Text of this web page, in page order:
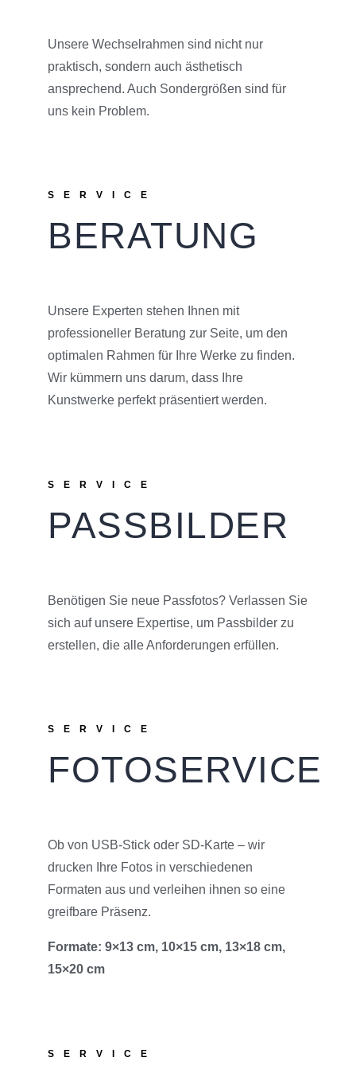
Unsere Wechselrahmen sind nicht nur
praktisch, sondern auch ästhetisch
ansprechend. Auch Sondergrößen sind für
uns kein Problem.
SERVICE
BERATUNG
Unsere Experten stehen Ihnen mit
professioneller Beratung zur Seite, um den
optimalen Rahmen für Ihre Werke zu finden.
Wir kümmern uns darum, dass Ihre
Kunstwerke perfekt präsentiert werden.
SERVICE
PASSBILDER
Benötigen Sie neue Passfotos? Verlassen Sie
sich auf unsere Expertise, um Passbilder zu
erstellen, die alle Anforderungen erfüllen.
SERVICE
FOTOSERVICE
Ob von USB-Stick oder SD-Karte – wir
drucken Ihre Fotos in verschiedenen
Formaten aus und verleihen ihnen so eine
greifbare Präsenz.
Formate: 9×13 cm, 10×15 cm, 13×18 cm,
15×20 cm
SERVICE